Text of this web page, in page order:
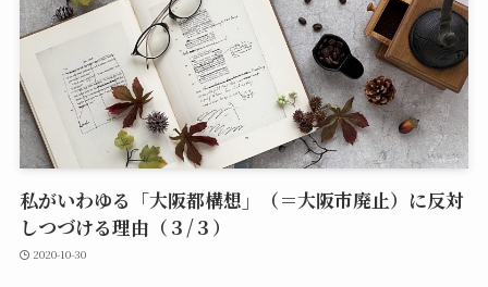
私がいわゆる「大阪都構想」（＝大阪市廃止）に反対
しつづける理由（３/３）
2020-10-30